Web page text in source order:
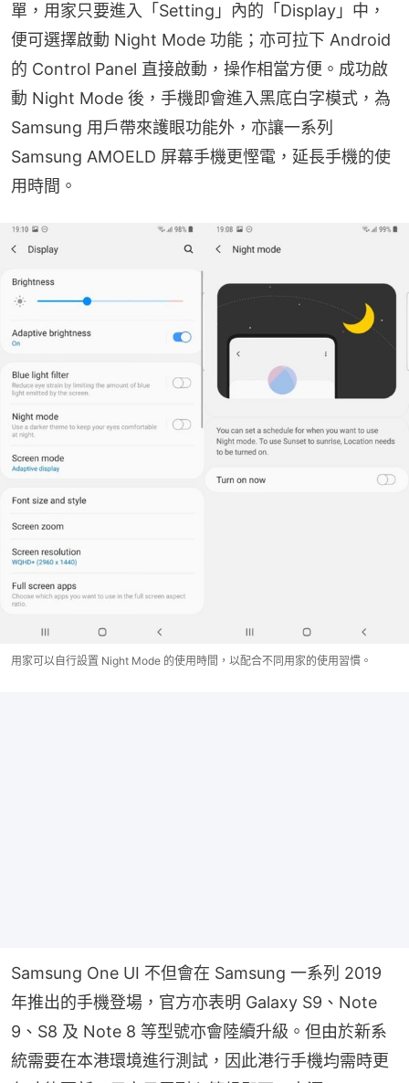
單，用家只要進入「Setting」內的「Display」中，
便可選擇啟動 Night Mode 功能；亦可拉下 Android
的 Control Panel 直接啟動，操作相當方便。成功啟
動 Night Mode 後，手機即會進入黑底白字模式，為
Samsung 用戶帶來護眼功能外，亦讓一系列
Samsung AMOELD 屏幕手機更慳電，延長手機的使
用時間。
用家可以自行設置 Night Mode 的使用時間，以配合不同用家的使用習慣。
Samsung One UI 不但會在 Samsung 一系列 2019
年推出的手機登場，官方亦表明 Galaxy S9、Note
9、S8 及 Note 8 等型號亦會陸續升級。但由於新系
統需要在本港環境進行測試，因此港行手機均需時更